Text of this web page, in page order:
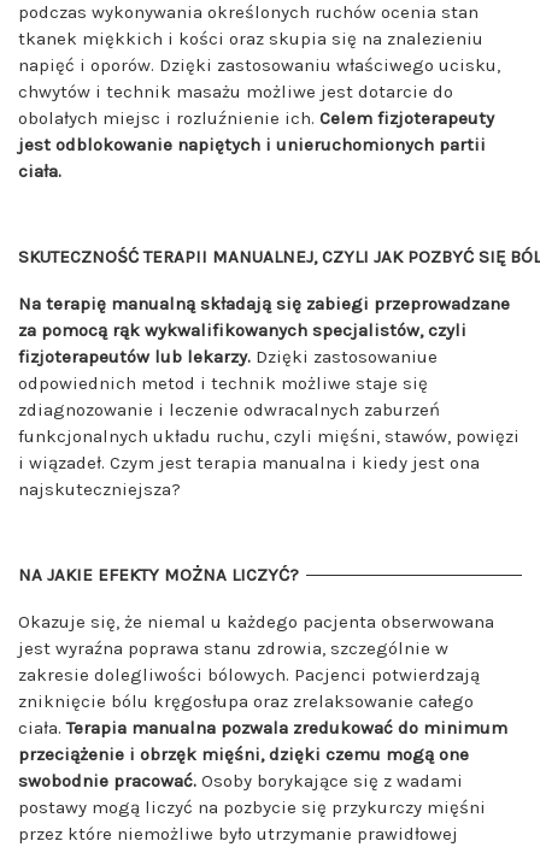
podczas wykonywania określonych ruchów ocenia stan
tkanek miękkich i kości oraz skupia się na znalezieniu
napięć i oporów. Dzięki zastosowaniu właściwego ucisku,
chwytów i technik masażu możliwe jest dotarcie do
obolałych miejsc i rozluźnienie ich. Celem fizjoterapeuty
jest odblokowanie napiętych i unieruchomionych partii
ciała.
SKUTECZNOŚĆ TERAPII MANUALNEJ, CZYLI JAK POZBYĆ SIĘ
Na terapię manualną składają się zabiegi przeprowadzane
za pomocą rąk wykwalifikowanych specjalistów, czyli
fizjoterapeutów lub lekarzy. Dzięki zastosowaniue
odpowiednich metod i technik możliwe staje się
zdiagnozowanie i leczenie odwracalnych zaburzeń
funkcjonalnych układu ruchu, czyli mięśni, stawów, powięzi
i wiązadeł. Czym jest terapia manualna i kiedy jest ona
najskuteczniejsza?
NA JAKIE EFEKTY MOŻNA LICZYĆ?
Okazuje się, że niemal u każdego pacjenta obserwowana
jest wyraźna poprawa stanu zdrowia, szczególnie w
zakresie dolegliwości bólowych. Pacjenci potwierdzają
zniknięcie bólu kręgosłupa oraz zrelaksowanie całego
ciała.Terapia manualna pozwala zredukować do minimum
przeciążenie i obrzęk mięśni, dzięki czemu mogą one
swobodnie pracować. Osoby borykające się z wadami
postawy mogą liczyć na pozbycie się przykurczy mięśni
przez które niemożliwe było utrzymanie prawidłowej